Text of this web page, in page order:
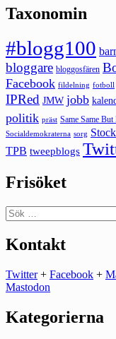
Taxonomin
#blogg100
bloggare bloggosfären
Facebook fildelning fotboll
IPRed JMW jobb
politik präst Same Same
Socialdemokraterna sorg
TPB tweepblogs
Frisöket
Sök
efter:
Kontakt
Twitter+ Facebook +
Mastodon
Kategorierna